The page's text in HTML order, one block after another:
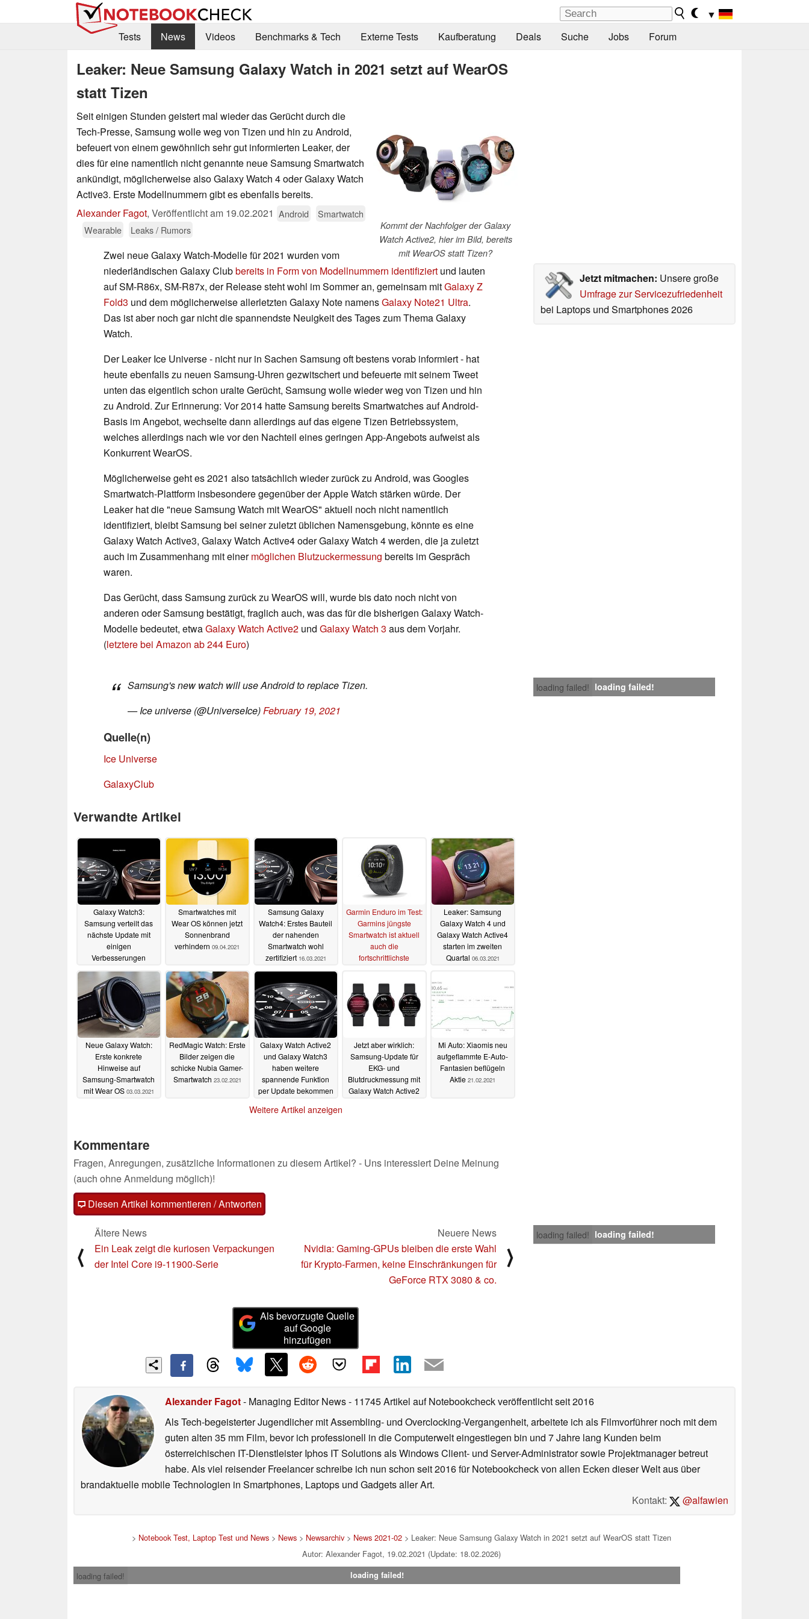
▼
Tests
News Videos Benchmarks & Tech Externe Tests Kaufberatung Deals Suche Jobs Forum
Leaker: Neue Samsung Galaxy Watch in 2021 setzt auf WearOS
statt Tizen
Kommt der Nachfolger der Galaxy
Watch Active2, hier im Bild, bereits
mit WearOS statt Tizen?
Seit einigen Stunden geistert mal wieder das Gerücht durch die
Tech-Presse, Samsung wolle weg von Tizen und hin zu Android,
befeuert von einem gewöhnlich sehr gut informierten Leaker, der
dies für eine namentlich nicht genannte neue Samsung Smartwatch
ankündigt, möglicherweise also Galaxy Watch 4 oder Galaxy Watch
Active3. Erste Modellnummern gibt es ebenfalls bereits.
Alexander Fagot, Veröffentlicht am 19.02.2021 Android
Smartwatch
Wearable
Leaks / Rumors
Jetzt mitmachen: Unsere große
Umfrage zur Servicezufriedenheit
bei Laptops und Smartphones 2026
Zwei neue Galaxy Watch-Modelle für 2021 wurden vom
niederländischen Galaxy Clubbereits in Form von Modellnummern identifiziert und lauten
auf SM-R86x, SM-R87x, der Release steht wohl im Sommer an, gemeinsam mitGalaxy Z
Fold3 und dem möglicherweise allerletzten Galaxy Note namensGalaxy Note21 Ultra.
Das ist aber noch gar nicht die spannendste Neuigkeit des Tages zum Thema Galaxy
Watch.
Der Leaker Ice Universe - nicht nur in Sachen Samsung oft bestens vorab informiert - hat
heute ebenfalls zu neuen Samsung-Uhren gezwitschert und befeuerte mit seinem Tweet
unten das eigentlich schon uralte Gerücht, Samsung wolle wieder weg von Tizen und hin
zu Android. Zur Erinnerung: Vor 2014 hatte Samsung bereits Smartwatches auf Android-
Basis im Angebot, wechselte dann allerdings auf das eigene Tizen Betriebssystem,
welches allerdings nach wie vor den Nachteil eines geringen App-Angebots aufweist als
Konkurrent WearOS.
Möglicherweise geht es 2021 also tatsächlich wieder zurück zu Android, was Googles
Smartwatch-Plattform insbesondere gegenüber der Apple Watch stärken würde. Der
Leaker hat die "neue Samsung Watch mit WearOS" aktuell noch nicht namentlich
identifiziert, bleibt Samsung bei seiner zuletzt üblichen Namensgebung, könnte es eine
Galaxy Watch Active3, Galaxy Watch Active4 oder Galaxy Watch 4 werden, die ja zuletzt
auch im Zusammenhang mit einermöglichen Blutzuckermessung bereits im Gespräch
waren.
Das Gerücht, dass Samsung zurück zu WearOS will, wurde bis dato noch nicht von
anderen oder Samsung bestätigt, fraglich auch, was das für die bisherigen Galaxy Watch-
Modelle bedeutet, etwaGalaxy Watch Active2 und Galaxy Watch 3 aus dem Vorjahr.
(letztere bei Amazon ab 244 Euro)
loading failed! loading failed!
Samsung's new watch will use Android to replace Tizen.
— Ice universe (@UniverseIce)February 19, 2021
Quelle(n)
Ice Universe
GalaxyClub
Verwandte Artikel
Galaxy Watch3:
Samsung verteilt das
nächste Update mit
einigen
Verbesserungen
21.04.2021
Smartwatches mit
Wear OS können jetzt
Sonnenbrand
verhindern 09.04.2021
Samsung Galaxy
Watch4: Erstes Bauteil
der nahenden
Smartwatch wohl
zertifiziert 16.03.2021
Garmin Enduro im Test:
Garmins jüngste
Smartwatch ist aktuell
auch die
fortschrittlichste
Leaker: Samsung
Galaxy Watch 4 und
Galaxy Watch Active4
starten im zweiten
Quartal 06.03.2021
Neue Galaxy Watch:
Erste konkrete
Hinweise auf
Samsung-Smartwatch
mit Wear OS 03.03.2021
RedMagic Watch: Erste
Bilder zeigen die
schicke Nubia Gamer-
Smartwatch 23.02.2021
Galaxy Watch Active2
und Galaxy Watch3
haben weitere
spannende Funktion
per Update bekommen
Jetzt aber wirklich:
Samsung-Update für
EKG- und
Blutdruckmessung mit
Galaxy Watch Active2
Mi Auto: Xiaomis neu
aufgeflammte E-Auto-
Fantasien beflügeln
Aktie 21.02.2021
Weitere Artikel anzeigen
Kommentare
Fragen, Anregungen, zusätzliche Informationen zu diesem Artikel? - Uns interessiert Deine Meinung
(auch ohne Anmeldung möglich)!
Diesen Artikel kommentieren / Antworten
loading failed! loading failed!
⟨
Ältere News
Ein Leak zeigt die kuriosen Verpackungen
der Intel Core i9-11900-Serie
Neuere News
Nvidia: Gaming-GPUs bleiben die erste Wahl
für Krypto-Farmen, keine Einschränkungen für
GeForce RTX 3080 & co.
⟩
Als bevorzugte Quelle
auf Google
hinzufügen
Alexander Fagot- Managing Editor News- 11745 Artikel auf Notebookcheck veröffentlichtseit 2016
Als Tech-begeisterter Jugendlicher mit Assembling- und Overclocking-Vergangenheit, arbeitete ich als Filmvorführer noch mit dem
guten alten 35 mm Film, bevor ich professionell in die Computerwelt eingestiegen bin und 7 Jahre lang Kunden beim
österreichischen IT-Dienstleister Iphos IT Solutions als Windows Client- und Server-Administrator sowie Projektmanager betreut
habe. Als viel reisender Freelancer schreibe ich nun schon seit 2016 für Notebookcheck von allen Ecken dieser Welt aus über
brandaktuelle mobile Technologien in Smartphones, Laptops und Gadgets aller Art.
Kontakt:
@alfawien
> Notebook Test, Laptop Test und News > News > Newsarchiv > News 2021-02 > Leaker: Neue Samsung Galaxy Watch in 2021 setzt auf WearOS statt Tizen
Autor: Alexander Fagot, 19.02.2021 (Update: 18.02.2026)
loading failed!
loading failed!